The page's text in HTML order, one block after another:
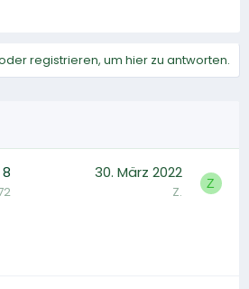
registrieren, um hier zu antworten.
8 30. März 2022
Z. Z